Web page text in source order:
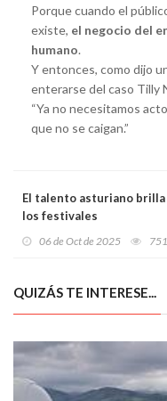
Porque cuando el
existe, el negocio del
humano.
Y entonces, como dijo
enterarse del caso Tilly
“Ya no necesitamos
que no se caigan.”
El talento asturiano brilla
los festivales
premios para Chicken Jazz
06 de Oct de 2025 751
QUIZÁS TE INTERESE...